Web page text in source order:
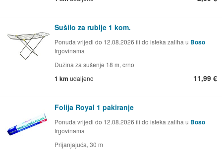
Sušilo za rublje 1 kom.
Ponuda vrijedi do 12.08.2026 ili do isteka zaliha u Boso
trgovinama
Dužina za sušenje 18 m, crno
1 km udaljeno 11,99 €
Folija Royal 1 pakiranje
Ponuda vrijedi do 12.08.2026 ili do isteka zaliha u Boso
trgovinama
Prijanjajuća, 30 m